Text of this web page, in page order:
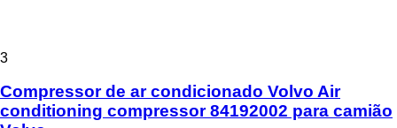
3
Compressor de ar condicionado Volvo Air
conditioning compressor 84192002 para camião